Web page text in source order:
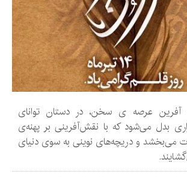
آفرین عرصه ی سخن، در دستان توانای
بدل می‌شود که با نقش‌آفرینی بر پهنه‌ی
می‌بخشد و دریچه‌های نوینی به سوی دنیای